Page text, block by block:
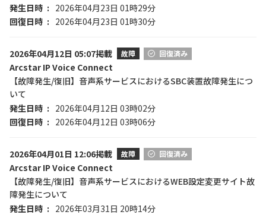
発生日時
2026年04月23日 01時29分
回復日時
2026年04月23日 01時30分
2026年04月12日 05:07掲載 故障 回復済み
Arcstar IP Voice Connect
【故障発生/復旧】音声系サービスにおけるSBC装置故障発生につ
いて
発生日時
2026年04月12日 03時02分
回復日時
2026年04月12日 03時06分
2026年04月01日 12:06掲載 故障 回復済み
Arcstar IP Voice Connect
【故障発生/復旧】音声系サービスにおけるWEB設定変更サイト故
障発生について
発生日時
2026年03月31日 20時14分